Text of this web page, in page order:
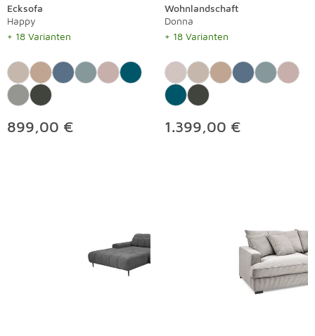
Ecksofa
Happy
+ 18 Varianten
899,00 €
Wohnlandschaft
Donna
+ 18 Varianten
1.399,00 €